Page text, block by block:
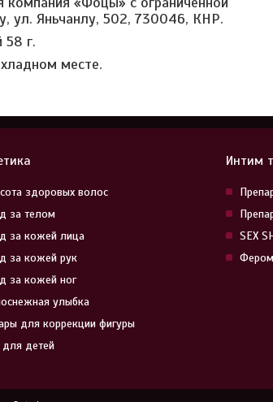
ул. Яньчанлу, 502, 730046, КНР.
58 г.
месте.
здоровых волос
за телом
за кожей лица
за кожей рук
за кожей ног
улыбка
для коррекции фигуры
для детей
Интим
SEX